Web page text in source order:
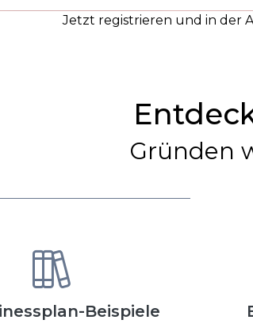
Jetzt registrieren und in der
Gründen
Beispiele